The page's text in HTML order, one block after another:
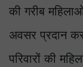
की गरीब
अवसर प्रदान
परिवारों की